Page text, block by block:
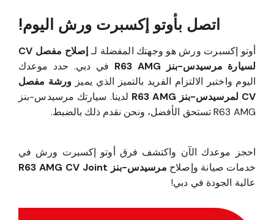
اتصل بأوتو إكسبرت ورش اليوم!
أوتو إكسبرت ورش هو وجهتك المفضلة لـ
إصلاح مفصل CV
لسيارة مرسيدس-بنز R63 AMG
في دبي. حدد موعدك
اليوم واختبر الالتزام الفريد بالتميز الذي يميز ورشة مفصل
CV لمرسيدس-بنز R63 AMG
لدينا. سيارتك مرسيدس-بنز
R63 AMG تستحق الأفضل، ونحن نقدم ذلك بالضبط.
احجز موعدك الآن واكتشف فرق أوتو إكسبرت ورش في
خدمات صيانة وإصلاح مرسيدس-بنز R63 AMG CV Joint
عالية الجودة في دبي!